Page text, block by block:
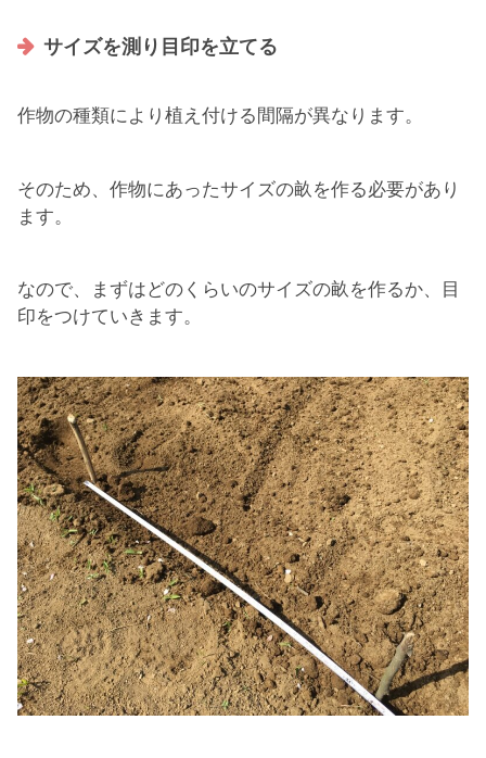
サイズを測り目印を立てる
作物の種類により植え付ける間隔が異なります。
そのため、作物にあったサイズの畝を作る必要があり
ます。
なので、まずはどのくらいのサイズの畝を作るか、目
印をつけていきます。